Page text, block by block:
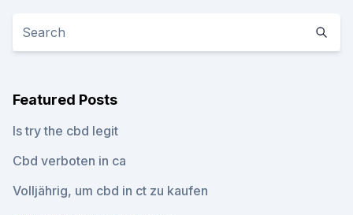
Featured Posts
Is try the cbd legit
Cbd verboten in ca
Volljährig, um cbd in ct zu kaufen